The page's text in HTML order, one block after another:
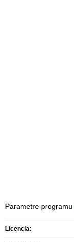
Parametre programu
Licencia: